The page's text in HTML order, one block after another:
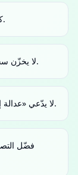
ليس مدير قوائم LMS كاملًا ولا نظام مخطط مقاعد.
لا يخزّن سجل الصف إلا إذا استخدمت ميزات حساب اختيارية.
لا يدّعي «عدالة إحصائية على مدى فصل دراسي» من تشغيل واحد.
فضّل